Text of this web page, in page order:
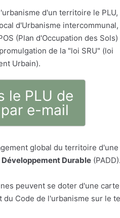
d'un territoire le PLU,
d'Urbanisme intercommunal,
(Plan d'Occupation des Sols)
de la "loi SRU" (loi
Urbain).
le PLU de
e-mail
global du territoire
Durable (PADD).
peuvent se doter d'une
du Code de l'urbanisme sur le